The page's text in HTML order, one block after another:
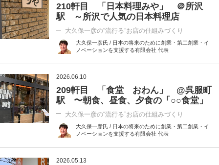
210軒目 「日本料理みや」 ＠所沢
駅 ～所沢で人気の日本料理店
大久保一彦の“流行る”お店の仕組みづくり
大久保一彦氏 / 日本の将来のために創業・第二創業・イ
ノベーションを支援する有限会社 代表
2026.06.10
209軒目 「食堂 おわん」 @呉服町
駅 〜朝食、昼食、夕食の「○○食堂」
大久保一彦の“流行る”お店の仕組みづくり
大久保一彦氏 / 日本の将来のために創業・第二創業・イ
ノベーションを支援する有限会社 代表
2026.05.13